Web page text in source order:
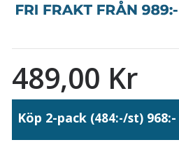
489,00 Kr
Köp 2-pack (484:-/st) 968:-